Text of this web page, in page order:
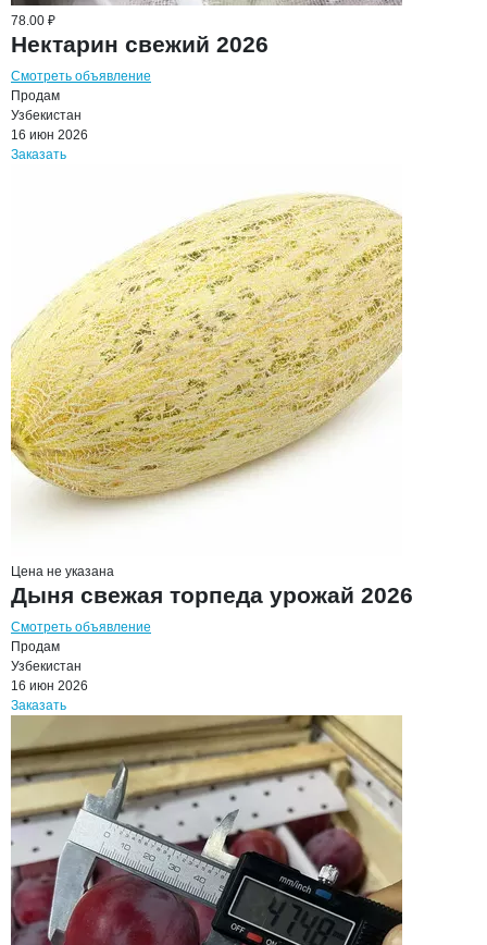
78.00 ₽
Нектарин свежий 2026
Смотреть объявление
Продам
Узбекистан
16 июн 2026
Заказать
Цена не указана
Дыня свежая торпеда урожай 2026
Смотреть объявление
Продам
Узбекистан
16 июн 2026
Заказать